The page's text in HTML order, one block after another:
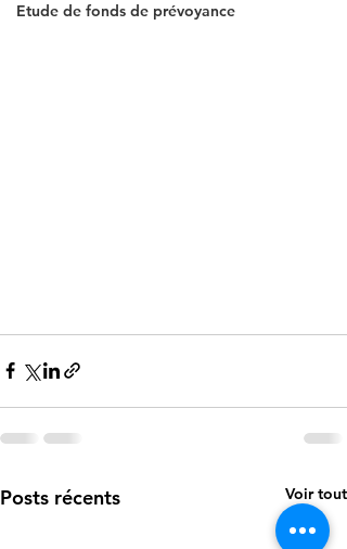
Etude de fonds de prévoyance
Posts récents Voir tout